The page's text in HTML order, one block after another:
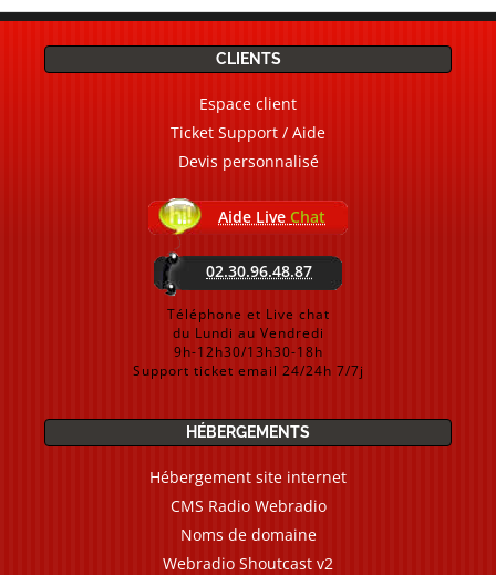
CLIENTS
Espace client
Ticket Support / Aide
Devis personnalisé
Aide Live Chat
02.30.96.48.87
Téléphone et Live chat
du Lundi au Vendredi
9h-12h30/13h30-18h
Support ticket email 24/24h 7/7j
HÉBERGEMENTS
Hébergement site internet
CMS Radio Webradio
Noms de domaine
Webradio Shoutcast v2